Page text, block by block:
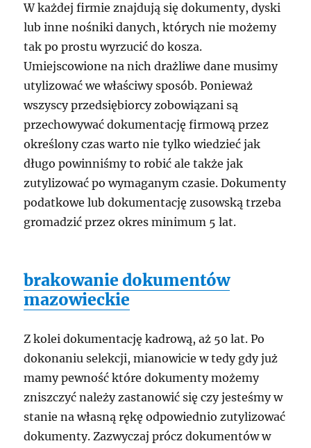
W każdej firmie znajdują się dokumenty, dyski
lub inne nośniki danych, których nie możemy
tak po prostu wyrzucić do kosza.
Umiejscowione na nich drażliwe dane musimy
utylizować we właściwy sposób. Ponieważ
wszyscy przedsiębiorcy zobowiązani są
przechowywać dokumentację firmową przez
określony czas warto nie tylko wiedzieć jak
długo powinniśmy to robić ale także jak
zutylizować po wymaganym czasie. Dokumenty
podatkowe lub dokumentację zusowską trzeba
gromadzić przez okres minimum 5 lat.
brakowanie dokumentów
mazowieckie
Z kolei dokumentację kadrową, aż 50 lat. Po
dokonaniu selekcji, mianowicie w tedy gdy już
mamy pewność które dokumenty możemy
zniszczyć należy zastanowić się czy jesteśmy w
stanie na własną rękę odpowiednio zutylizować
dokumenty. Zazwyczaj prócz dokumentów w